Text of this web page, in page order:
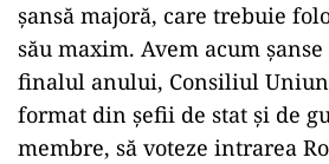
şansă majoră, care trebuie
său maxim. Avem acum
finalul anului, Consiliul
format din şefii de stat şi de
membre, să voteze intrarea